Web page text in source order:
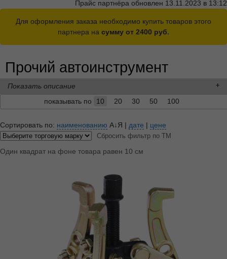
Прайс партнёра обновлен 13.11.2023 в 13:12
Для оформления заказа необходимо купить товаров этого
партнера на сумму от 2400 руб.
Прочий автоинструмент
Показать описание
показывать по
10 20 30 50 100
Сортировать по: наименованию А↓Я | дате | цене
Сбросить фильтр по ТМ
Один квадрат на фоне товара равен 10 см